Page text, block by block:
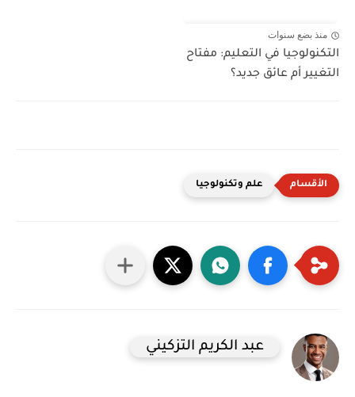
منذ بضع سنوات
التكنولوجيا في التعليم: مفتاح
التغيير أم عائق جديد؟
علم وتكنولوجيا
عبد الكريم التزكيني